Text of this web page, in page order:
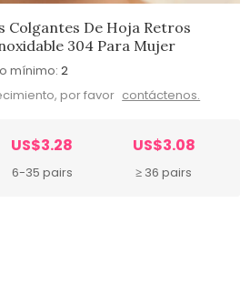
Colgantes De Hoja Retros
304 Para Mujer
mínimo: 2
por favor contáctenos.
US$3.28
6-35 pairs
US$3.08
≥ 36 pairs